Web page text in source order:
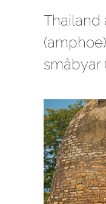
Thailand
småbyar